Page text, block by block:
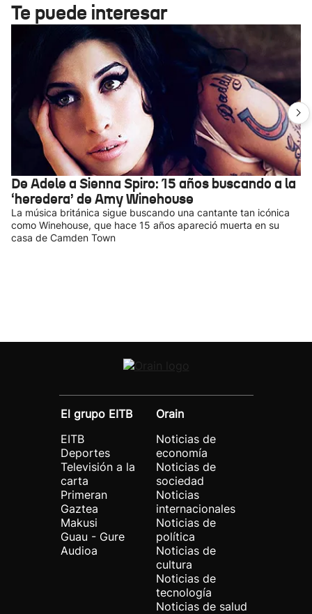
Te puede interesar
De Adele a Sienna Spiro: 15 años buscando a la
‘heredera’ de Amy Winehouse
La música británica sigue buscando una cantante tan icónica
como Winehouse, que hace 15 años apareció muerta en su
casa de Camden Town
El grupo EITB
EITB
Deportes
Televisión a la
carta
Primeran
Gaztea
Makusi
Guau - Gure
Audioa
Orain
Noticias de
economía
Noticias de
sociedad
Noticias
internacionales
Noticias de
política
Noticias de
cultura
Noticias de
tecnología
Noticias de salud